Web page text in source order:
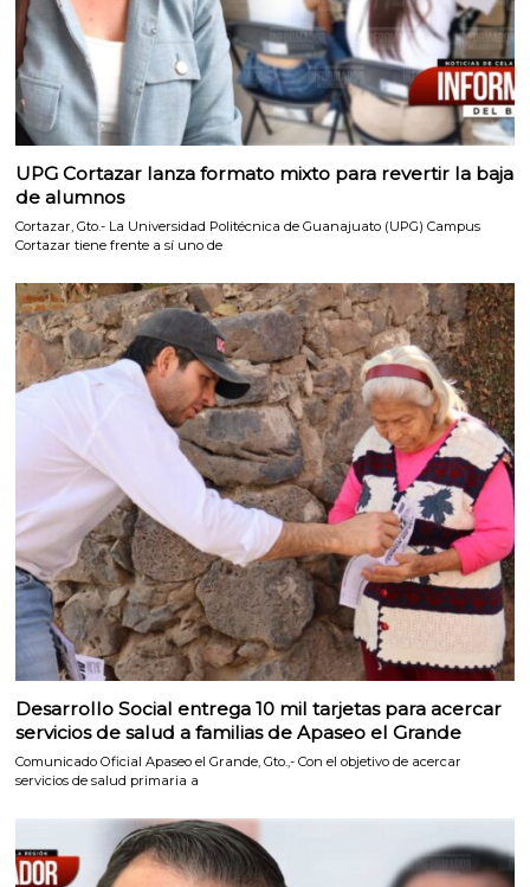
UPG Cortazar lanza formato mixto para revertir la baja
de alumnos
Cortazar, Gto.- La Universidad Politécnica de Guanajuato (UPG) Campus
Cortazar tiene frente a sí uno de
Desarrollo Social entrega 10 mil tarjetas para acercar
servicios de salud a familias de Apaseo el Grande
Comunicado Oficial Apaseo el Grande, Gto.,- Con el objetivo de acercar
servicios de salud primaria a